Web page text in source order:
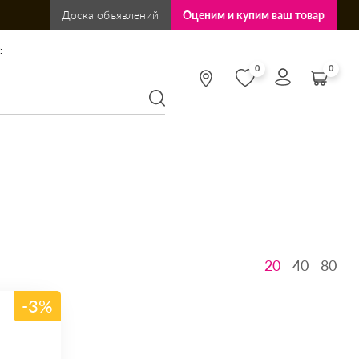
Доска объявлений Оценим и купим ваш товар
0 0
20 40 80
-3%